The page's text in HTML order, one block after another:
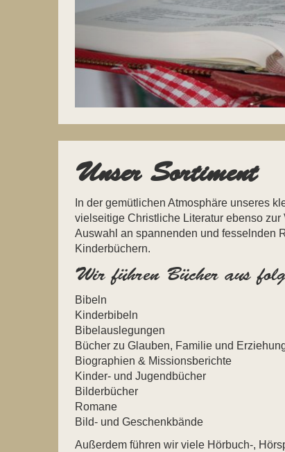
Unser Sortiment
In der gemütlichen Atmosphäre unseres
vielseitige Christliche Literatur ebenso
Auswahl an spannenden und fesselnden
Kinderbüchern.
Wir führen Bücher aus
Bibeln
Kinderbibeln
Bibelauslegungen
Bücher zu Glauben, Familie und
Biographien & Missionsberichte
Kinder- und Jugendbücher
Bilderbücher
Romane
Bild- und Geschenkbände
Außerdem führen wir viele Hörbuch-,